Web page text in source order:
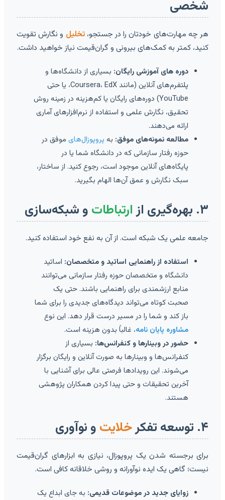
شخصی
هر چه مهارت‌های خودتان را در جستجو،تخلیلو نگارش تقویت
کنید، کمتر به کمک‌های بیرونی و گران‌قیمت نیاز خواهید داشت.
دوره های آموزشی رایگان:بسیاری از دانشگاه‌ها و
پلتفرم‌های آنلاین (مانند Coursera، EdX، یا حتی
YouTube) دوره‌های رایگان یا کم‌هزینه در زمینه روش
تحقیق، نگارش علمی و استفاده از نرم‌افزارهای آماری
ارائه می‌دهند.
مطالعه نمونه‌های موفق:بهپروپوزال‌هایموفق در
حوزه رفتار سازمانی که در دانشگاه شما یا در
پایگاه‌های آنلاین موجود است، رجوع کنید. از ساختار،
سبک نگارش و عمق آن‌ها الهام بگیرید.
ارتباطاتو شبکه‌سازی
جامعه علمی یک شبکه است. از آن به نفع خود استفاده کنید.
استفاده از راهنمایی اساتید و متخصصان:اساتید
دانشگاه و متخصصان حوزه رفتار سازمانی می‌توانند
منابع ارزشمندی برای راهنمایی باشند. حتی یک
صحبت کوتاه می‌تواند دیدگاه‌های جدیدی را برای شما
باز کند و شما را در مسیر درست قرار دهد. این نوع
مشاوره پایان نامه، غالباً بدون هزینه است.
حضور در وبینارها و کنفرانس‌ها:بسیاری از
کنفرانس‌ها و وبینارها به صورت آنلاین و رایگان برگزار
می‌شوند. این رویدادها فرصتی عالی برای آشنایی با
آخرین تحقیقات و حتی پیدا کردن همکاران پژوهشی
هستند.
خلایتو نوآوری
برای برجسته شدن یک پروپوزال، نیازی به ابزارهای گران‌قیمت
نیست؛ گاهی یک ایده نوآورانه و روشی خلاقانه کافی است.
زوایای جدید در موضوعات قدیمی:به جای ابداع یک